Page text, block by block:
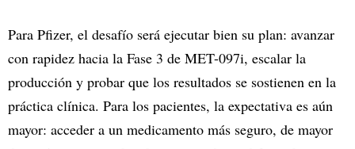
Para Pfizer, el desafío será ejecutar bien su plan: avanzar
con rapidez hacia la Fase 3 de MET-097i, escalar la
producción y probar que los resultados se sostienen en la
práctica clínica. Para los pacientes, la expectativa es aún
mayor: acceder a un medicamento más seguro, de mayor